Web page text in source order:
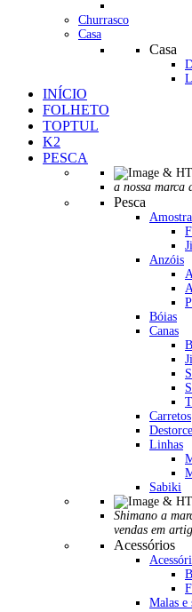
Churrasco
Casa
Casa
INÍCIO
FOLHETO
TOPTUL
K2
PESCA
a nossa marca
Pesca
Anzóis
Bóias
Canas
Carretos
Linhas
Sabiki
Shimano a
vendas em
Acessórios
Malas e